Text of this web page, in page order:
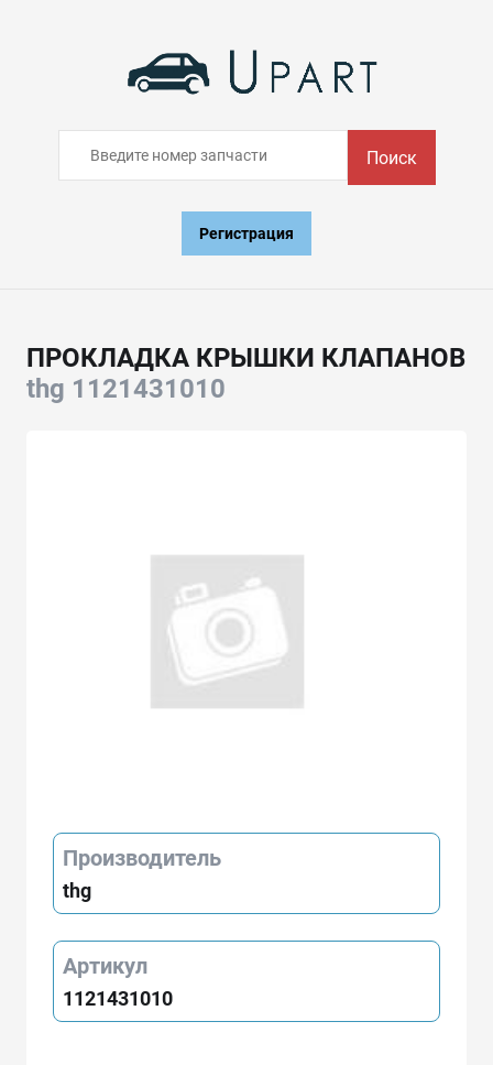
Поиск
Регистрация
ПРОКЛАДКА КРЫШКИ КЛАПАНОВ
thg 1121431010
Производитель
thg
Артикул
1121431010